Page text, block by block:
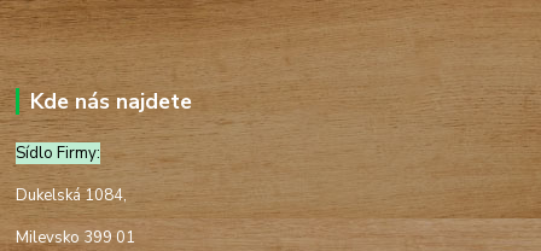
Kde nás najdete
Sídlo Firmy:
Dukelská 1084,
Milevsko 399 01